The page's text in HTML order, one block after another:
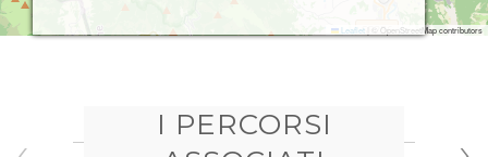
Leaflet © OpenStreetMap contributors
I PERCORSI